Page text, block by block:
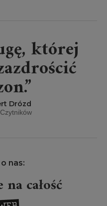
której
Drózd
nas:
całość